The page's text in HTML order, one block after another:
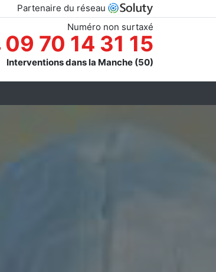
Partenaire du réseau
Numéro non surtaxé
09 70 14 31 15
Interventions dans la Manche (50)